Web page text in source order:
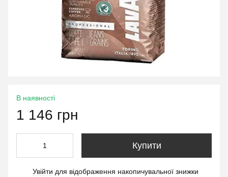
В наявності
1 146 грн
Купити
Увійти для відображення накопичувальної знижки